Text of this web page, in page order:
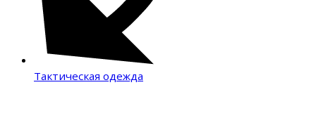
Тактическая одежда